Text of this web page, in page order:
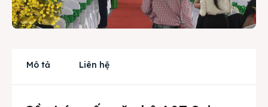
Cho thuê
Liên hệ
Mô tả Liên hệ